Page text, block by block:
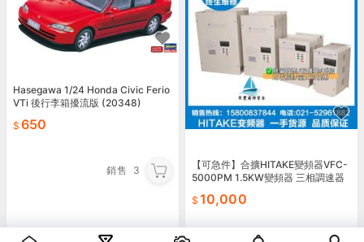
Hasegawa 1/24 Honda Civic Ferio
VTi 後行李箱擾流版 (20348)
650
銷售 3
【可急件】合擴HITAKE變頻器VFC-
5000PM 1.5KW變頻器 三相調速器
10,000